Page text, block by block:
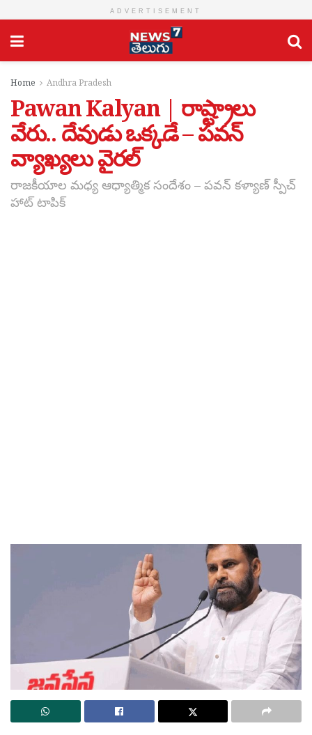
ADVERTISEMENT
Home Andhra Pradesh
Pawan Kalyan | రాష్ట్రాలు
వేరు.. దేవుడు ఒక్కడే – పవన్
వ్యాఖ్యలు వైరల్
రాజకీయాల మధ్య ఆధ్యాత్మిక సందేశం – పవన్ కళ్యాణ్ స్పీచ్
హాట్ టాపిక్